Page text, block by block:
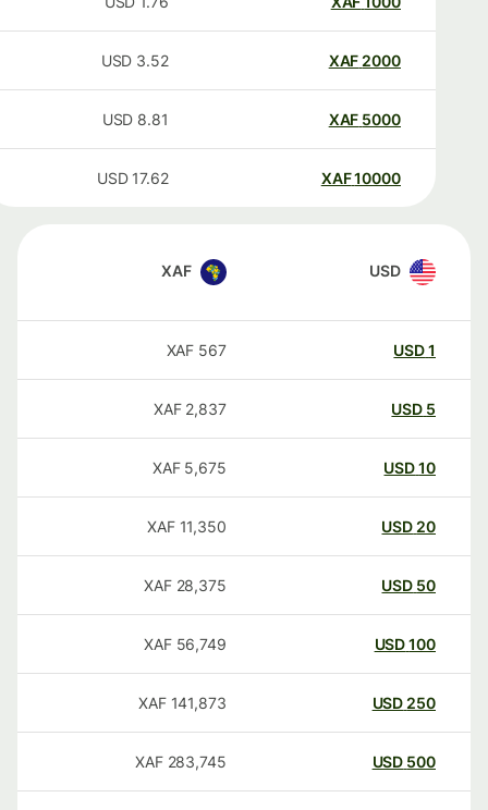
2000
XAF
3.52
USD
5000
XAF
8.81
USD
10000
XAF
17.62
USD
USD
XAF
USD
567
XAF
USD
2,837
XAF
USD
5,675
XAF
20
USD
11,350
XAF
50
USD
28,375
XAF
100
USD
56,749
XAF
250
USD
141,873
XAF
500
USD
283,745
XAF